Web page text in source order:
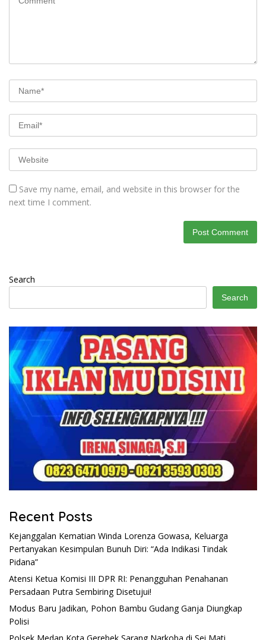
Save my name, email, and website in this browser for the
next time I comment.
Search
Search
Recent Posts
Kejanggalan Kematian Winda Lorenza Gowasa, Keluarga
Pertanyakan Kesimpulan Bunuh Diri: “Ada Indikasi Tindak
Pidana”
Atensi Ketua Komisi III DPR RI: Penangguhan Penahanan
Persadaan Putra Sembiring Disetujui!
Modus Baru Jadikan, Pohon Bambu Gudang Ganja Diungkap
Polisi